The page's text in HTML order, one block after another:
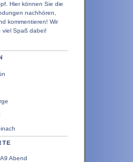
Hier können Sie die
nachhören,
kommentieren! Wir
viel Spaß dabei!
A9 Abend